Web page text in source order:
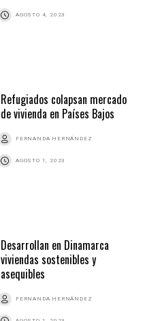
AGOSTO 4, 2023
Refugiados colapsan mercado
de vivienda en Países Bajos
FERNANDA HERNÁNDEZ
AGOSTO 1, 2023
Desarrollan en Dinamarca
viviendas sostenibles y
asequibles
FERNANDA HERNÁNDEZ